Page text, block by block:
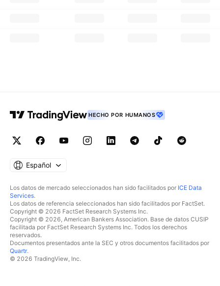
HECHO POR HUMANOS
Español
Los datos de mercado seleccionados han sido facilitados por ICE Data
Services.
Los datos de referencia seleccionados han sido facilitados por FactSet.
Copyright © 2026 FactSet Research Systems Inc.
Copyright © 2026, American Bankers Association. Base de datos CUSIP
facilitada por FactSet Research Systems Inc. Todos los derechos
reservados.
Documentos presentados ante la SEC y otros documentos facilitados por
Quartr.
© 2026 TradingView, Inc.